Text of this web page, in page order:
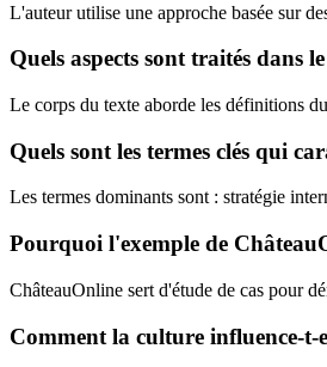
L'auteur utilise une approche basée sur
Quels aspects sont traités dans
Le corps du texte aborde les définitions
Quels sont les termes clés qui
Les termes dominants sont : stratégie
Pourquoi l'exemple de
ChâteauOnline sert d'étude de cas pour
Comment la culture influence-t-